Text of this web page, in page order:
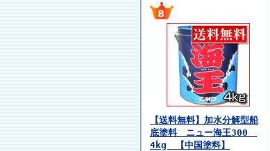
【送料無料】加水分解型船
底塗料 ニュー海王300
4kg 【中国塗料】